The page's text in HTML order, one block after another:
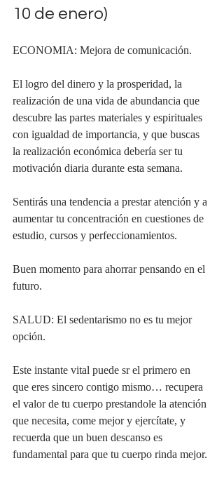
10 de enero)
ECONOMIA: Mejora de comunicación.
El logro del dinero y la prosperidad, la
realización de una vida de abundancia que
descubre las partes materiales y espirituales
con igualdad de importancia, y que buscas
la realización económica debería ser tu
motivación diaria durante esta semana.
Sentirás una tendencia a prestar atención y a
aumentar tu concentración en cuestiones de
estudio, cursos y perfeccionamientos.
Buen momento para ahorrar pensando en el
futuro.
SALUD: El sedentarismo no es tu mejor
opción.
Este instante vital puede sr el primero en
que eres sincero contigo mismo… recupera
el valor de tu cuerpo prestandole la atención
que necesita, come mejor y ejercítate, y
recuerda que un buen descanso es
fundamental para que tu cuerpo rinda mejor.